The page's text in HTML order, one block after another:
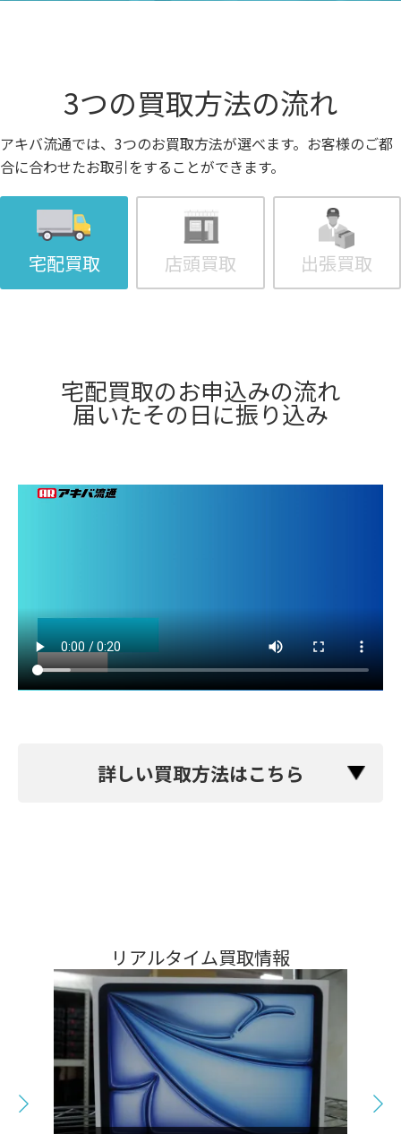
3つの買取方法の流れ
アキバ流通では、3つのお買取方法が選べます。お客様のご都
合に合わせたお取引をすることができます。
宅配買取 店頭買取 出張買取
宅配買取のお申込みの流れ
届いたその日に振り込み
詳しい買取方法はこちら
リアルタイム買取情報